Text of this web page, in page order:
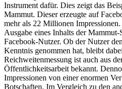
Instrument dafür. Dies zeigt das
Mammut. Dieser erzeugte auf
mehr als 22 Millionen
Ausgabe eines Inhalts der
Facebook-Nutzer. Ob der Nutzer
Kenntnis genommen hat, bleibt
Reichweitenmessung ist auch aus
Öffentlichkeitsarbeit bekannt.
Impressionen von einer enormen
Botschaften. Im Vergleich zu den